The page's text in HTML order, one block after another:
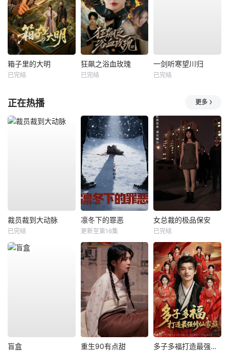
箱子里的大明
已完结
狂飙之浴血玫瑰
已完结
一剑听寒望川归
已完结
正在热播 更多
裁员裁到大动脉
已完结
凛冬下的罪恶
更新至第16集
女总裁的极品保安
已完结
盲盒 重生90有点甜 多子多福打造最强修仙家族